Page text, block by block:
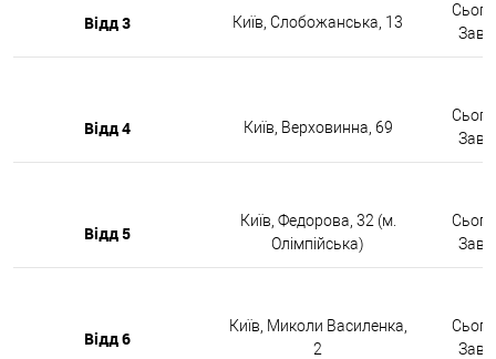
Відд 3 Київ, Слобожанська, 13
Відд 4 Київ, Верховинна, 69
Відд 5
Київ, Федорова, 32 (м.
Олімпійська)
Відд 6
Київ, Миколи Василенка,
2